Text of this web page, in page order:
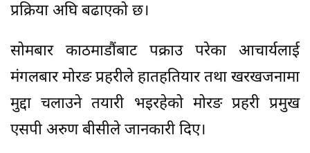
प्रक्रिया अघि बढाएको छ।
सोमबार काठमाडौंबाट पक्राउ परेका आचार्यलाई
मंगलबार मोरङ प्रहरीले हातहतियार तथा खरखजनामा
मुद्दा चलाउने तयारी भइरहेको मोरङ प्रहरी प्रमुख
एसपी अरुण बीसीले जानकारी दिए।